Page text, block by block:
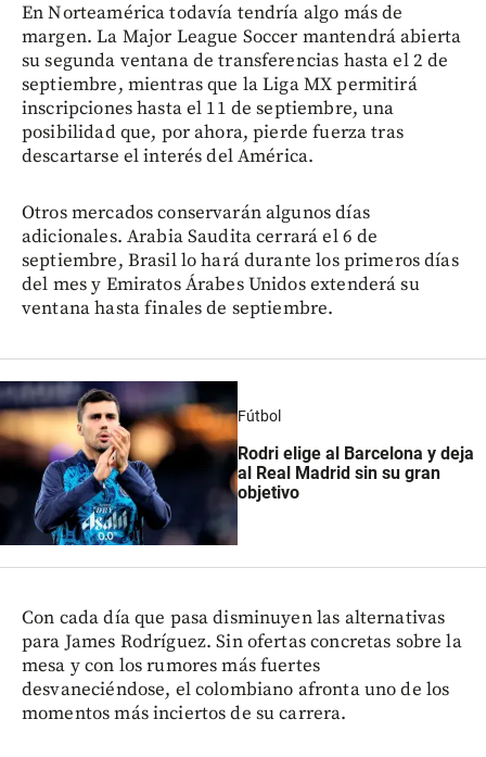
En Norteamérica todavía tendría algo más de
margen. La Major League Soccer mantendrá abierta
su segunda ventana de transferencias hasta el 2 de
septiembre, mientras que la Liga MX permitirá
inscripciones hasta el 11 de septiembre, una
posibilidad que, por ahora, pierde fuerza tras
descartarse el interés del América.
Otros mercados conservarán algunos días
adicionales. Arabia Saudita cerrará el 6 de
septiembre, Brasil lo hará durante los primeros días
del mes y Emiratos Árabes Unidos extenderá su
ventana hasta finales de septiembre.
Fútbol
Rodri elige al Barcelona y deja
al Real Madrid sin su gran
objetivo
Con cada día que pasa disminuyen las alternativas
para James Rodríguez. Sin ofertas concretas sobre la
mesa y con los rumores más fuertes
desvaneciéndose, el colombiano afronta uno de los
momentos más inciertos de su carrera.